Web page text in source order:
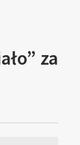
za